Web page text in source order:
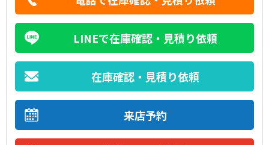
LINEで在庫確認・見積り依頼
在庫確認・見積り依頼
来店予約